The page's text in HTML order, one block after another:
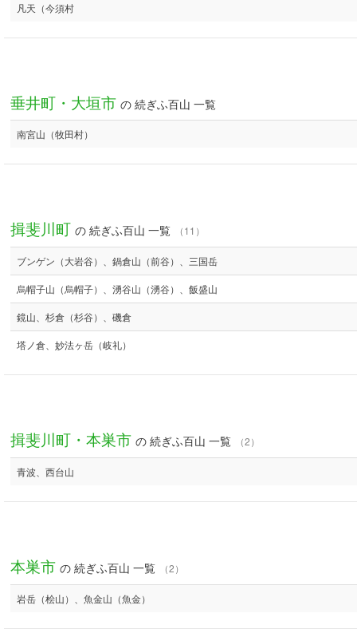
凡天（今須村
垂井町・大垣市 の 続ぎふ百山 一覧
南宮山（牧田村）
揖斐川町 の 続ぎふ百山 一覧 （11）
ブンゲン（大岩谷）、鍋倉山（前谷）、三国岳
烏帽子山（烏帽子）、湧谷山（湧谷）、飯盛山
鏡山、杉倉（杉谷）、磯倉
塔ノ倉、妙法ヶ岳（岐礼）
揖斐川町・本巣市 の 続ぎふ百山 一覧 （2）
青波、西台山
本巣市 の 続ぎふ百山 一覧 （2）
岩岳（桧山）、魚金山（魚金）